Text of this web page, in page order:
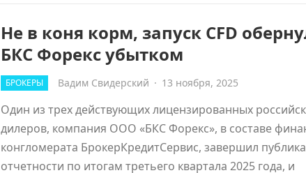
Не в коня корм, запуск CFD
БКС Форекс убытком
БРОКЕРЫ Вадим Свидерский · 13 ноября, 2025
Один из трех действующих лицензированных
дилеров, компания ООО «БКС Форекс», в составе
конгломерата БрокерКредитСервис, завершил
отчетности по итогам третьего квартала 2025 года, и